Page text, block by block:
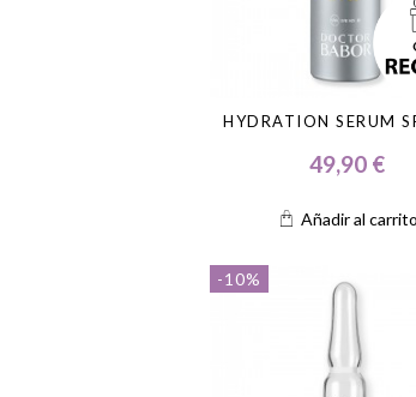
HYDRATION SERUM
49,90 €
Añadir al carrito
-10%